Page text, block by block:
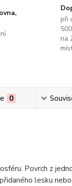
při
na
0
Povrch z
lesku